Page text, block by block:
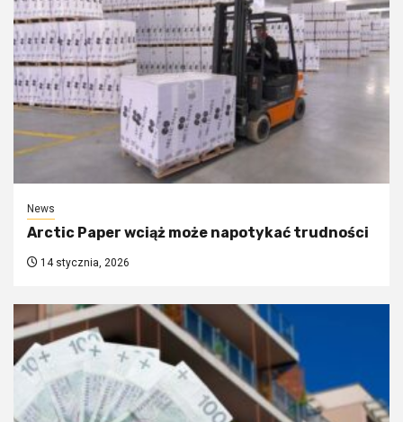
News
Arctic Paper wciąż może napotykać trudności
14 stycznia, 2026